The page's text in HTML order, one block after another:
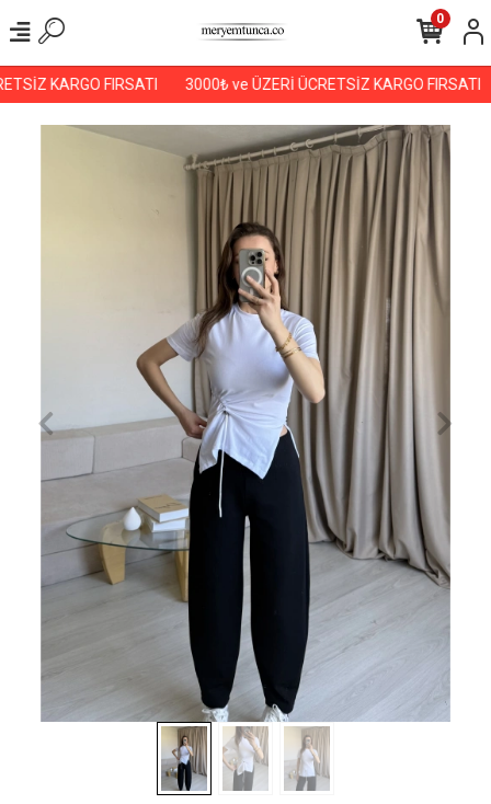
KARGO FIRSATI 3000₺ ve ÜZERİ ÜCRETSİZ KARGO FIRSATI
0